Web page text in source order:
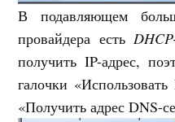
В подавляющем
провайдера естьDHCP-
получить IP-адрес,
галочки
«Получить адрес DNS-